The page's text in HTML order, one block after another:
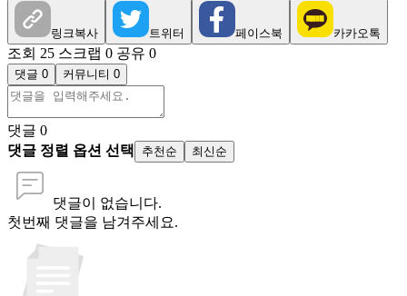
링크복사 트위터 페이스북 카카오톡
조회 25 스크랩 0 공유 0
댓글 0 커뮤니티 0
댓글 0
댓글 정렬 옵션 선택
추천순 최신순
댓글이 없습니다.
첫번째 댓글을 남겨주세요.